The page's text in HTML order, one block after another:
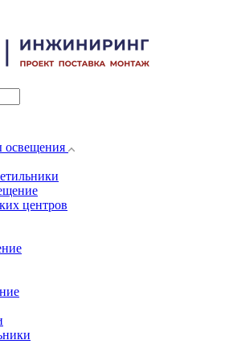
освещения
центров